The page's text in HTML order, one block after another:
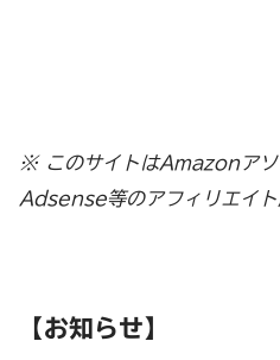
※ このサイトはAmazonア
Adsense等のアフィリエイト
【お知らせ】